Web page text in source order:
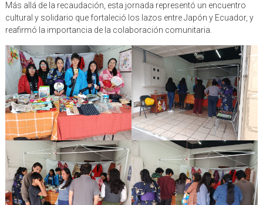
Más allá de la recaudación, esta jornada representó un encuentro
cultural y solidario que fortaleció los lazos entre Japón y Ecuador, y
reafirmó la importancia de la colaboración comunitaria.